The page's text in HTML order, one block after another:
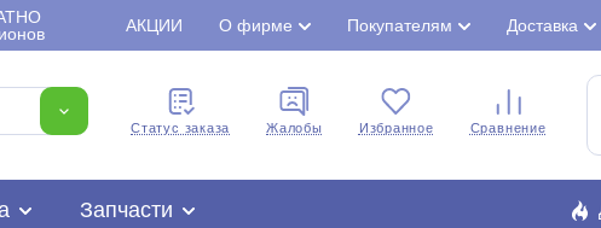
АКЦИИ О фирме Покупателям Доставка
Cтатус заказа Жалобы Избранное Сравнение
Запчасти